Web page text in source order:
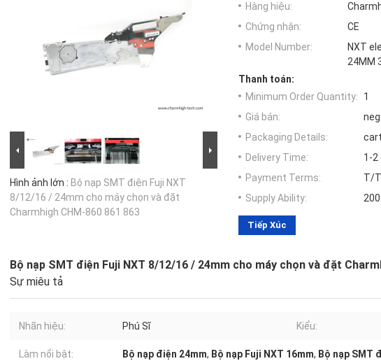
Hình ảnh lớn : Bộ nạp SMT điện Fuji NXT
8/12/16 / 24mm cho máy chọn và đặt
Charmhigh CHM-860 861 863
Hàng hiệu:
Chứng nhận:
CE
Model Number:
NXT
24MM
Thanh toán:
Minimum Order Quantity:
1
Giá bán:
Packaging Details:
Delivery Time:
1-2
Payment Terms:
T/T
Supply Ability:
Tiếp Xúc
Bộ nạp SMT điện Fuji NXT 8/12/16 / 24mm cho máy chọn và đặt
Sự miêu tả
Nhãn hiệu: Phú Sĩ Kiểu:
Làm nổi bật: Bộ nạp điện 24mm, Bộ nạp Fuji NXT 16mm, Bộ nạp SMT